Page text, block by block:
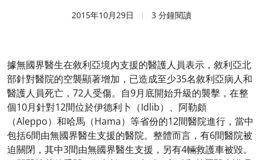
2015年10月29日 3 分鐘閱讀
據無國界醫生在敘利亞境內支援的醫護人員表示，敘利亞北
部針對醫院的空襲顯著增加，已造成至少35名敘利亞病人和
醫護人員死亡，72人受傷。自9月底開始升級的襲擊，在整
個10月針對12間位於伊德利卜（Idlib）、阿勒頗
（Aleppo）和哈馬（Hama）等省份的12間醫院進行，當中
包括6間由無國界醫生支援的醫院。整體而言，有6間醫院被
迫關閉，其中3間由無國界醫生支援，另有4輛救護車被毀。